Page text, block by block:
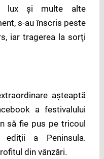
lux şi multe alte
s-au înscris peste
iar tragerea la sorţi
aşteaptă
a festivalului
să fie pus pe tricoul
a Peninsula.
din vânzări.